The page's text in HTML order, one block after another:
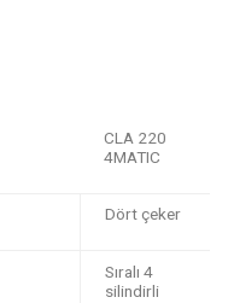
CLA 220
4MATIC
Dört çeker
Sıralı 4
silindirli